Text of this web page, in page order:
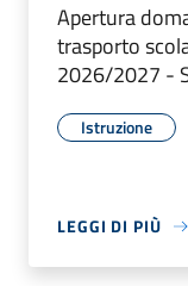
Apertura
trasporto
2026/2027 -
Istruzione
LEGGI DI PIÙ